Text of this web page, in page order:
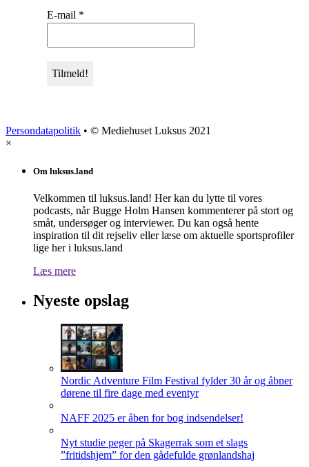
E-mail *
Persondatapolitik • © Mediehuset Luksus 2021
×
Om luksus.land
Velkommen til luksus.land! Her kan du lytte til vores
podcasts, når Bugge Holm Hansen kommenterer på stort og
småt, undersøger og interviewer. Du kan også hente
inspiration til dit rejseliv eller læse om aktuelle sportsprofiler
lige her i luksus.land
Læs mere
Nyeste opslag
Nordic Adventure Film Festival fylder 30 år og åbner
dørene til fire dage med eventyr
NAFF 2025 er åben for bog indsendelser!
Nyt studie peger på Skagerrak som et slags
”fritidshjem” for den gådefulde grønlandshaj